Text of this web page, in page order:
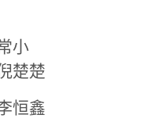
小
楚楚
恒鑫